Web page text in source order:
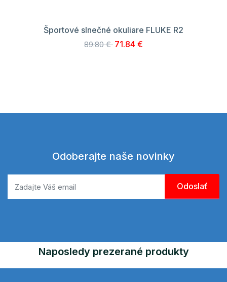
Športové slnečné okuliare FLUKE R2
89.80 € 71.84 €
Odoberajte naše novinky
Naposledy prezerané produkty